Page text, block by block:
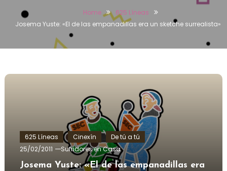
Home
625 Líneas
Josema Yuste: «El de las empanadillas era un sketche surrealista»
625 Líneas Cinexín
De tú a tú
25/02/2011
Sufridores en Casa
Josema Yuste: «El de las empanadillas era